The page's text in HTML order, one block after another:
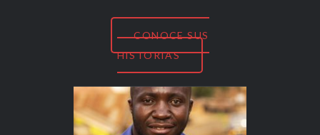
CONOCE SUS
HISTORIAS